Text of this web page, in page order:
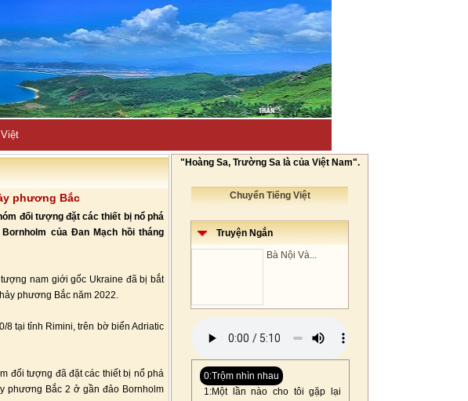
phương Bắc
đối tượng đặt các thiết bị nổ phá
của Đan Mạch hồi tháng
nam giới gốc Ukraine đã bị bắt
phương Bắc năm 2022.
8 tại tỉnh Rimini, trên bờ biển Adriatic
đối tượng đã đặt các thiết bị nổ phá
phương Bắc 2 ở gần đảo Bornholm
"Hoàng Sa, Trường Sa là của Việt Nam".
Chuyển Tiếng Việt
Truyện Ngắn
Bà Nội Và...
0:Trộm nhìn nhau
1:Một lần nào cho tôi gặp lại